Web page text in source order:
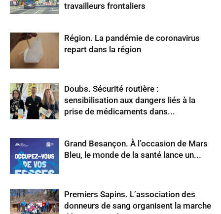
travailleurs frontaliers
Région. La pandémie de coronavirus
repart dans la région
Doubs. Sécurité routière :
sensibilisation aux dangers liés à la
prise de médicaments dans...
Grand Besançon. À l’occasion de Mars
Bleu, le monde de la santé lance un...
Premiers Sapins. L’association des
donneurs de sang organisent la marche